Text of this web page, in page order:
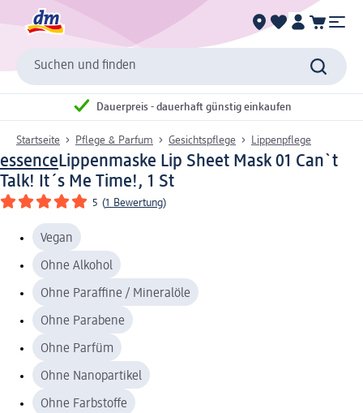
Suchen und finden
Dauerpreis - dauerhaft günstig einkaufen
Startseite Pflege & Parfum Gesichtspflege Lippenpflege
essenceLippenmaske Lip Sheet Mask 01 Can`t
Talk! It´s Me Time!, 1 St
5 (1 Bewertung)
Vegan
Ohne Alkohol
Ohne Paraffine / Mineralöle
Ohne Parabene
Ohne Parfüm
Ohne Nanopartikel
Ohne Farbstoffe